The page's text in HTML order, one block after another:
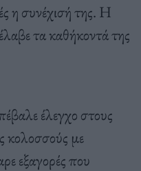
η συνέχισή της. Η
τα καθήκοντά της
έλεγχο στους
κολοσσούς με
εξαγορές που